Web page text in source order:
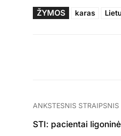
ŽYMOS karas
ANKSTESNIS STRAIPSNIS
STI: pacientai